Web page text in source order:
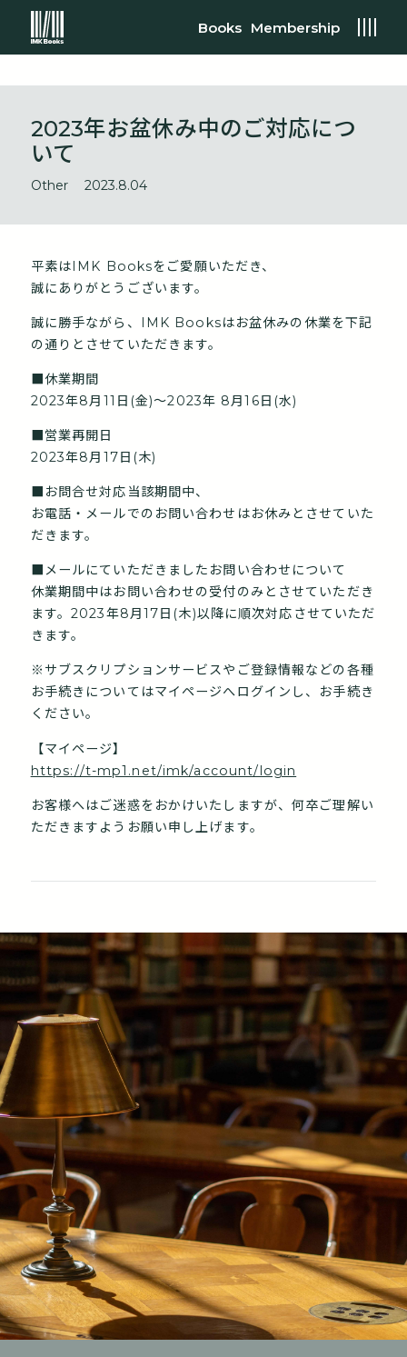
Books Membership
2023年お盆休み中のご対応につ
いて
Other 2023.8.04
平素はIMK Booksをご愛願いただき、
誠にありがとうございます。
誠に勝手ながら、IMK Booksはお盆休みの休業を下記
の通りとさせていただきます。
■休業期間
2023年8月11日(金)〜2023年 8月16日(水)
■営業再開日
2023年8月17日(木)
■お問合せ対応 当該期間中、
お電話・メールでのお問い合わせはお休みとさせていた
だきます。
■メールにていただきましたお問い合わせについて
休業期間中はお問い合わせの受付のみとさせていただき
ます。 2023年8月17日(木)以降に順次対応させていただ
きます。
※サブスクリプションサービスやご登録情報などの各種
お手続きについてはマイページへログインし、お手続き
ください。
【マイページ】
https://t-mp1.net/imk/account/login
お客様へはご迷惑をおかけいたしますが、何卒ご理解い
ただきますようお願い申し上げます。